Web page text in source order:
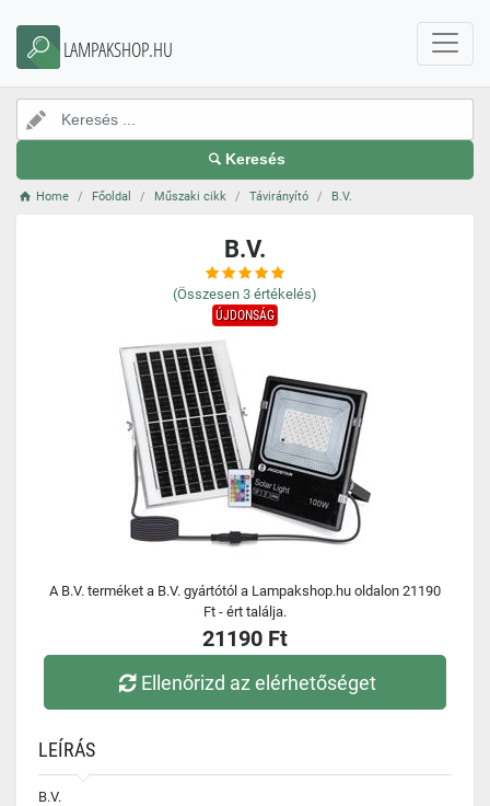
LAMPAKSHOP.HU
Keresés
Home Főoldal Műszaki cikk Távirányító B.V.
B.V.
(Összesen 3 értékelés)
ÚJDONSÁG
A B.V. terméket a B.V. gyártótól a Lampakshop.hu oldalon 21190
Ft - ért találja.
21190 Ft
Ellenőrizd az elérhetőséget
LEÍRÁS
B.V.